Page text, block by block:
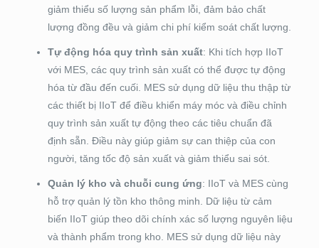
giảm thiểu số lượng sản phẩm lỗi, đảm bảo chất
lượng đồng đều và giảm chi phí kiểm soát chất lượng.
Tự động hóa quy trình sản xuất: Khi tích hợp IIoT
với MES, các quy trình sản xuất có thể được tự động
hóa từ đầu đến cuối. MES sử dụng dữ liệu thu thập từ
các thiết bị IIoT để điều khiển máy móc và điều chỉnh
quy trình sản xuất tự động theo các tiêu chuẩn đã
định sẵn. Điều này giúp giảm sự can thiệp của con
người, tăng tốc độ sản xuất và giảm thiểu sai sót.
Quản lý kho và chuỗi cung ứng: IIoT và MES cùng
hỗ trợ quản lý tồn kho thông minh. Dữ liệu từ cảm
biến IIoT giúp theo dõi chính xác số lượng nguyên liệu
và thành phẩm trong kho. MES sử dụng dữ liệu này